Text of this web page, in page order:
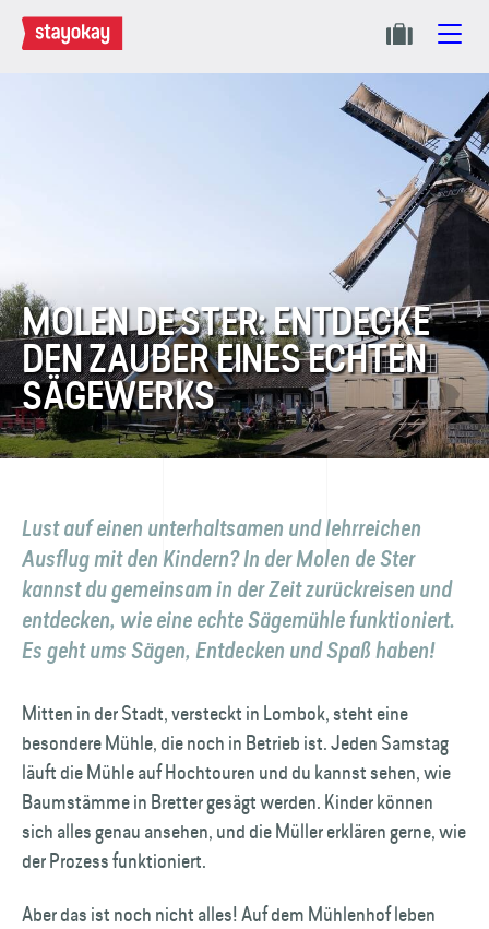
MOLEN DE STER: ENTDECKE
DEN ZAUBER EINES ECHTEN
SÄGEWERKS
Lust auf einen unterhaltsamen und lehrreichen
Ausflug mit den Kindern? In der Molen de Ster
kannst du gemeinsam in der Zeit zurückreisen und
entdecken, wie eine echte Sägemühle funktioniert.
Es geht ums Sägen, Entdecken und Spaß haben!
Mitten in der Stadt, versteckt in Lombok, steht eine
besondere Mühle, die noch in Betrieb ist. Jeden Samstag
läuft die Mühle auf Hochtouren und du kannst sehen, wie
Baumstämme in Bretter gesägt werden. Kinder können
sich alles genau ansehen, und die Müller erklären gerne, wie
der Prozess funktioniert.
Aber das ist noch nicht alles! Auf dem Mühlenhof leben